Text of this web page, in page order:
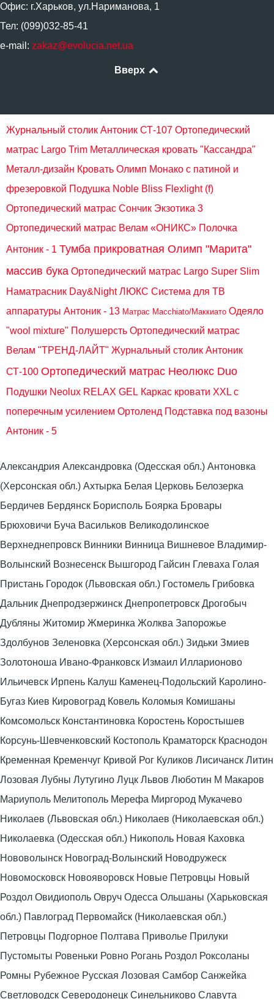
Офис: г.Харьков, ул.Нариманова, 1
Тел: (099)032-85-41
e-mail: zakaz@evolucia.net.ua
Вверх
Журнальный столик Антоник СТ-107 Ортопедический
матрас Largo Trim Металлическая кровать "Кассандра"
Металл-дизайн Кровать Олимп Монако с патиной и
фрезеровкой Подушка Noble Bliss Flexlight (f)
Ортопедический матрас Сончик Экзотика 3
Ортопедический матрас Велам «ОНИКС» Полочка
Антоник - 1 Тумба прикроватная Олимп "Марита"
массив бука Ортопедический матрас Largo Super Slim
Наматрасник Day&Night ЛЮКС Система для ТВ
аппаратуры Антоник - 13 Матрас Macchiato/Маккиато Одеяло
"wool mixture" Полушерсть Ортопедический матрас
Велам "ТРЕНД-ЛАЙТ" Журнальный столик Антоник
СТ-100 Ортопедический матрас Неолюкс Duo
Подушки Neolux RELAX GEL Каркас кровати XXL с
поперечным усилением Ортоленд Подставка под вазоны
Антоник - 5
Александрия Александровка (Одесская обл.) Антоновка
(Херсонская обл.) Ахтырка Белая Церковь Белозерка
Бердичев Бердянск Борисполь Боярка Бровары
Брюховичи Буча Васильков Великодолинское
Верхнеднепровск Винники Винница Вишневое Владимир-
Волынский Вознесенск Вышгород Гайсин Глеваха Голая
Пристань Городок (Львовская обл.) Гостомель Грибовка
Дальник Днепродзержинск Днепропетровск Дрогобыч
Дубляны Житомир Жмеринка Жолква Запорожье
Здолбунов Зеленовка (Херсонская обл.) Зидьки Змиев
Золотоноша Ивано-Франковск Измаил Илларионово
Ильичевск Ирпень Калуш Каменец-Подольский Каролино-
Бугаз Киев Кировоград Ковель Коломыя Комишаны
Комсомольск Константиновка Коростень Коростышев
Корсунь-Шевченковский Костополь Краматорск Краснодон
Кременная Кременчуг Кривой Рог Куликов Лисичанск Литин
Лозовая Лубны Лутугино Луцк Львов Люботин М Макаров
Мариуполь Мелитополь Мерефа Миргород Мукачево
Николаев (Львовская обл.) Николаев (Николаевская обл.)
Николаевка (Одесская обл.) Никополь Новая Каховка
Нововолынск Новоград-Волынский Новодружеск
Новомосковск Новояворовск Новые Петровцы Новый
Роздол Овидиополь Овруч Одесса Ольшаны (Харьковская
обл.) Павлоград Первомайск (Николаевская обл.)
Петровцы Подгорное Полтава Приволье Прилуки
Пустомыты Ровеньки Ровно Рогань Роздол Роксоланы
Ромны Рубежное Русская Лозовая Самбор Санжейка
Светловодск Северодонецк Синельниково Славута